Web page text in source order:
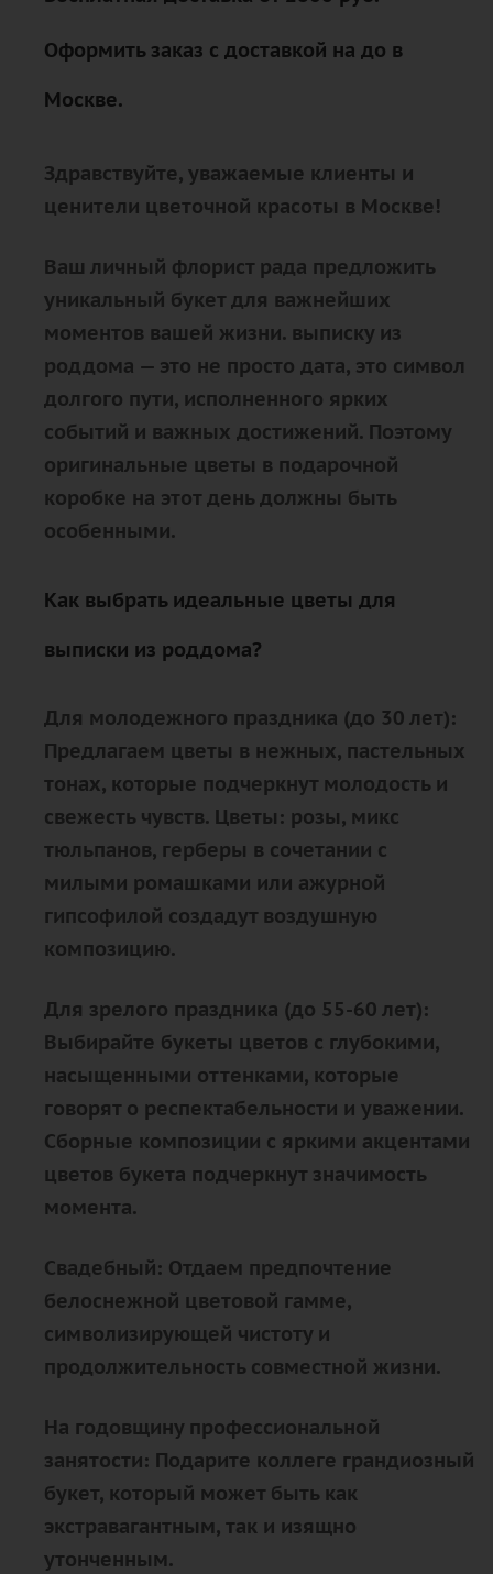
Оформить заказ с доставкой на до в
Москве.
Здравствуйте, уважаемые клиенты и
ценители цветочной красоты в Москве!
Ваш личный флорист рада предложить
уникальный букет для важнейших
моментов вашей жизни. выписку из
роддома — это не просто дата, это символ
долгого пути, исполненного ярких
событий и важных достижений. Поэтому
оригинальные цветы в подарочной
коробке на этот день должны быть
особенными.
Как выбрать идеальные цветы для
выписки из роддома?
Для молодежного праздника (до 30 лет):
Предлагаем цветы в нежных, пастельных
тонах, которые подчеркнут молодость и
свежесть чувств. Цветы: розы, микс
тюльпанов, герберы в сочетании с
милыми ромашками или ажурной
гипсофилой создадут воздушную
композицию.
Для зрелого праздника (до 55-60 лет):
Выбирайте букеты цветов с глубокими,
насыщенными оттенками, которые
говорят о респектабельности и уважении.
Сборные композиции с яркими акцентами
цветов букета подчеркнут значимость
момента.
Свадебный: Отдаем предпочтение
белоснежной цветовой гамме,
символизирующей чистоту и
продолжительность совместной жизни.
На годовщину профессиональной
занятости: Подарите коллеге грандиозный
букет, который может быть как
экстравагантным, так и изящно
утонченным.